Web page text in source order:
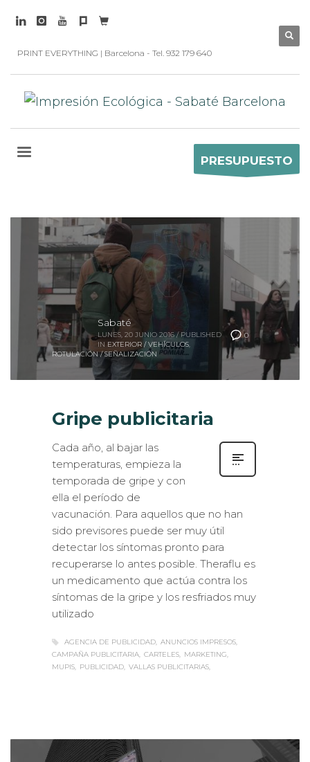
PRINT EVERYTHING | Barcelona - Tel. 932 179 640
PRESUPUESTO
0
Sabaté
LUNES, 20 JUNIO 2016 / PUBLISHED
IN EXTERIOR / VEHÍCULOS,
ROTULACIÓN / SEÑALIZACIÓN
Gripe publicitaria
Cada año, al bajar las
temperaturas, empieza la
temporada de gripe y con
ella el período de
vacunación. Para aquellos que no han
sido previsores puede ser muy útil
detectar los síntomas pronto para
recuperarse lo antes posible. Theraflu es
un medicamento que actúa contra los
síntomas de la gripe y los resfriados muy
utilizado
AGENCIA DE PUBLICIDAD ANUNCIOS IMPRESOS
CAMPAÑA PUBLICITARIA CARTELES
MARKETING
MUPIS
PUBLICIDAD VALLAS PUBLICITARIAS